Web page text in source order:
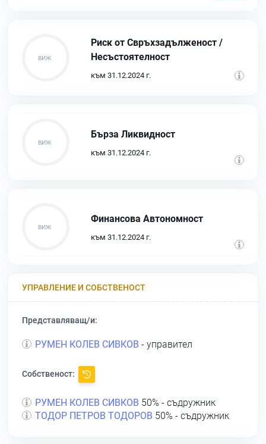
Риск от Свръхзадълженост /
Несъстоятелност
към 31.12.2024 г.
Бърза Ликвидност
към 31.12.2024 г.
Финансова Автономност
към 31.12.2024 г.
УПРАВЛЕНИЕ И СОБСТВЕНОСТ
Представляващ/и:
РУМЕН КОЛЕВ СИВКОВ - управител
Собственост:
РУМЕН КОЛЕВ СИВКОВ 50% - съдружник
ТОДОР ПЕТРОВ ТОДОРОВ 50% - съдружник